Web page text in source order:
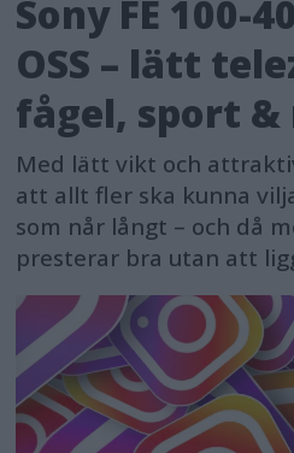
Sony FE 100-
OSS – lätt
fågel, sport
Med lätt vikt och
att allt fler ska kunna
som når långt – och då
presterar bra utan att